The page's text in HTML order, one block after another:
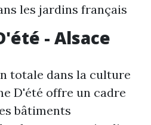
les jardins français
- Alsace
totale dans la culture
D'été offre un cadre
bâtiments